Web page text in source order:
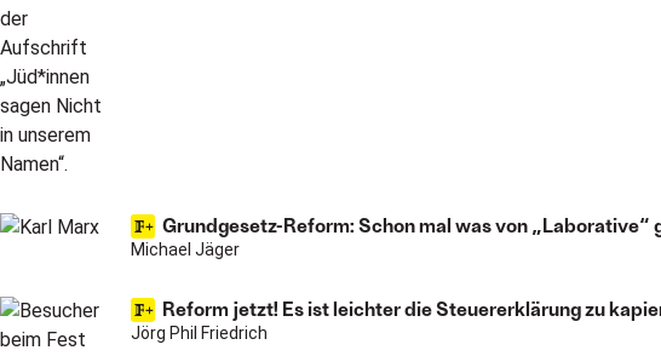
Grundgesetz-Reform: Schon mal was von „Laborative“
Michael Jäger
Reform jetzt! Es ist leichter die Steuererklärung zu
Jörg Phil Friedrich